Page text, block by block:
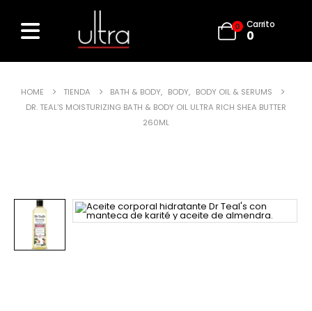
0 Carrito
0
HOME TIENDA BATH & BODY, BODY, BODY OIL & SERUMS
DR. TEAL’S MOISTURIZING BATH & BODY OIL ULTRA RICH SHEA BUTTER
260ML